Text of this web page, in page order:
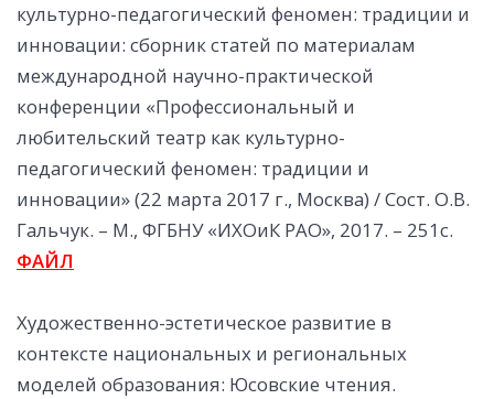
культурно-педагогический феномен: традиции и
инновации: сборник статей по материалам
международной научно-практической
конференции «Профессиональный и
любительский театр как культурно-
педагогический феномен: традиции и
инновации» (22 марта 2017 г., Москва) / Сост. О.В.
Гальчук. – М., ФГБНУ «ИХОиК РАО», 2017. – 251с.
ФАЙЛ
Художественно-эстетическое развитие в
контексте национальных и региональных
моделей образования: Юсовские чтения.